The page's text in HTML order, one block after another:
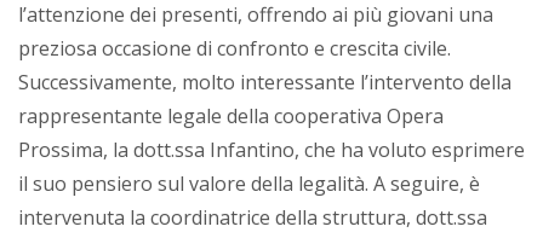
l’attenzione dei presenti, offrendo ai più giovani una
preziosa occasione di confronto e crescita civile.
Successivamente, molto interessante l’intervento della
rappresentante legale della cooperativa Opera
Prossima, la dott.ssa Infantino, che ha voluto esprimere
il suo pensiero sul valore della legalità. A seguire, è
intervenuta la coordinatrice della struttura, dott.ssa